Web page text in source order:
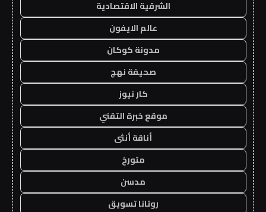
الشرقية الاقتصادية
عالم الايفون
مدونة كوكان
صحيفة نهج
كار نيوز
موقع خبرة التقني
أناقة أنثى
متورخ
مدسن
روتانا تسويق